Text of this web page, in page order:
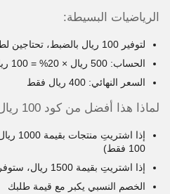
الرياضيات البسيطة:
لتوفير 100 ريال بالضبط، تحتاجين لطلب بقيمة 500 ريال
الحساب: 500 ريال × 20% = 100 ريال توفير
السعر النهائي: 400 ريال فقط
لماذا هذا أفضل من كود 100 ريال ثابت؟
100 فقط)
إذا اشتريتِ بقيمة 1500 ريال، ستوفرين 300 ريال
الخصم النسبي يكبر مع قيمة طلبك